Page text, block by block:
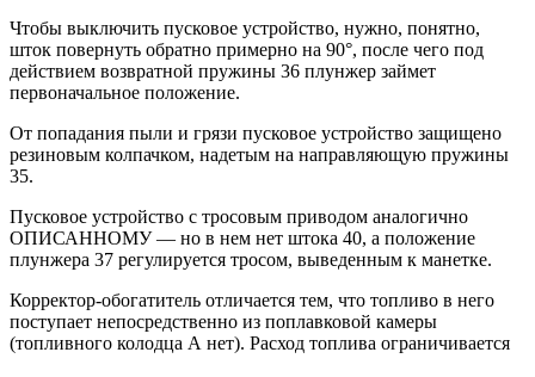
Чтобы выключить пусковое устройство, нужно, понятно,
шток повернуть обратно примерно на 90°, после чего под
действием возвратной пружины 36 плунжер займет
первоначальное положение.
От попадания пыли и грязи пусковое устройство защищено
резиновым колпачком, надетым на направляющую пружины
35.
Пусковое устройство с тросовым приводом аналогично
ОПИСАННОМУ — но в нем нет штока 40, а положение
плунжера 37 регулируется тросом, выведенным к манетке.
Корректор-обогатитель отличается тем, что топливо в него
поступает непосредственно из поплавковой камеры
(топливного колодца А нет). Расход топлива ограничивается